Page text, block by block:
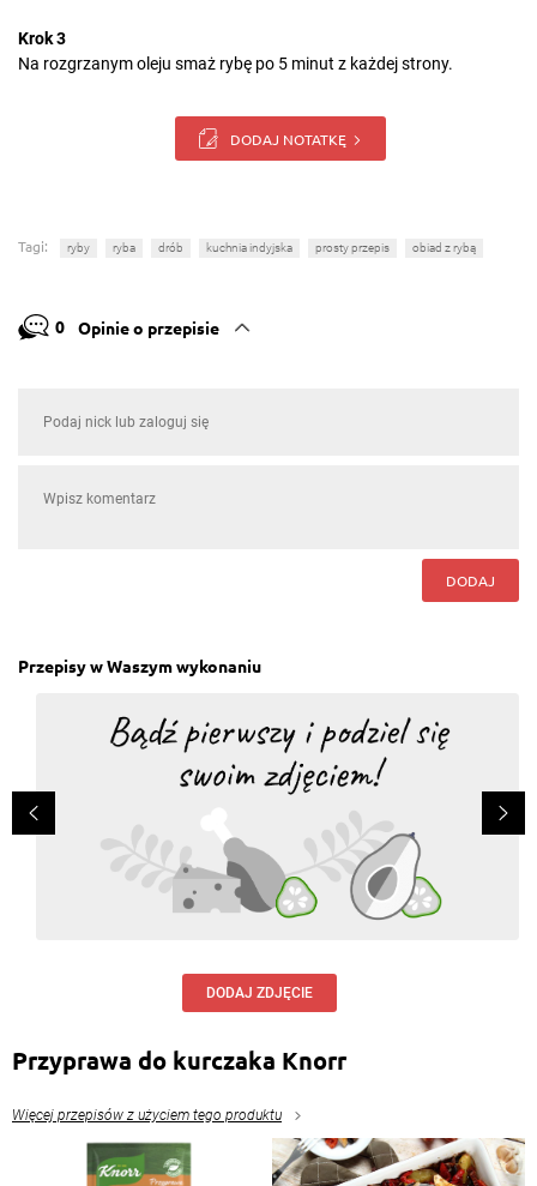
Krok 3
Na rozgrzanym oleju smaż rybę po 5 minut z każdej strony.
DODAJ NOTATKĘ
Tagi: ryby ryba drób kuchnia indyjska prosty przepis obiad z rybą
0 Opinie o przepisie
DODAJ
Przepisy w Waszym wykonaniu
DODAJ ZDJĘCIE
Przyprawa do kurczaka Knorr
Więcej przepisów z użyciem tego produktu